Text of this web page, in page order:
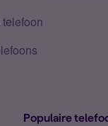
Populaire